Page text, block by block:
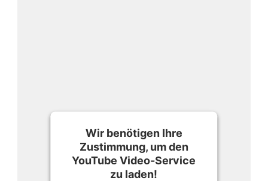
Wir benötigen Ihre
Zustimmung, um den
YouTube Video-Service
zu laden!